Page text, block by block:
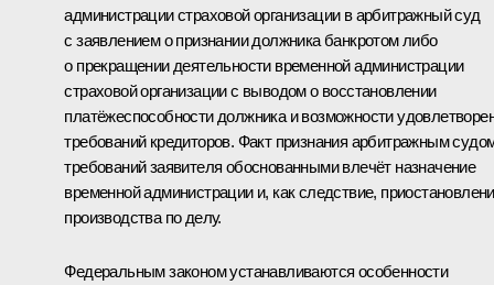
администрации страховой организации в арбитражный суд
с заявлением о признании должника банкротом либо
о прекращении деятельности временной администрации
страховой организации с выводом о восстановлении
платёжеспособности должника и возможности
требований кредиторов. Факт признания арбитражным
требований заявителя обоснованными влечёт назначение
временной администрации и, как следствие,
производства по делу.
Федеральным законом устанавливаются особенности